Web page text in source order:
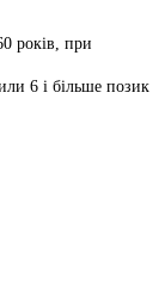
років, при
6 і більше позик